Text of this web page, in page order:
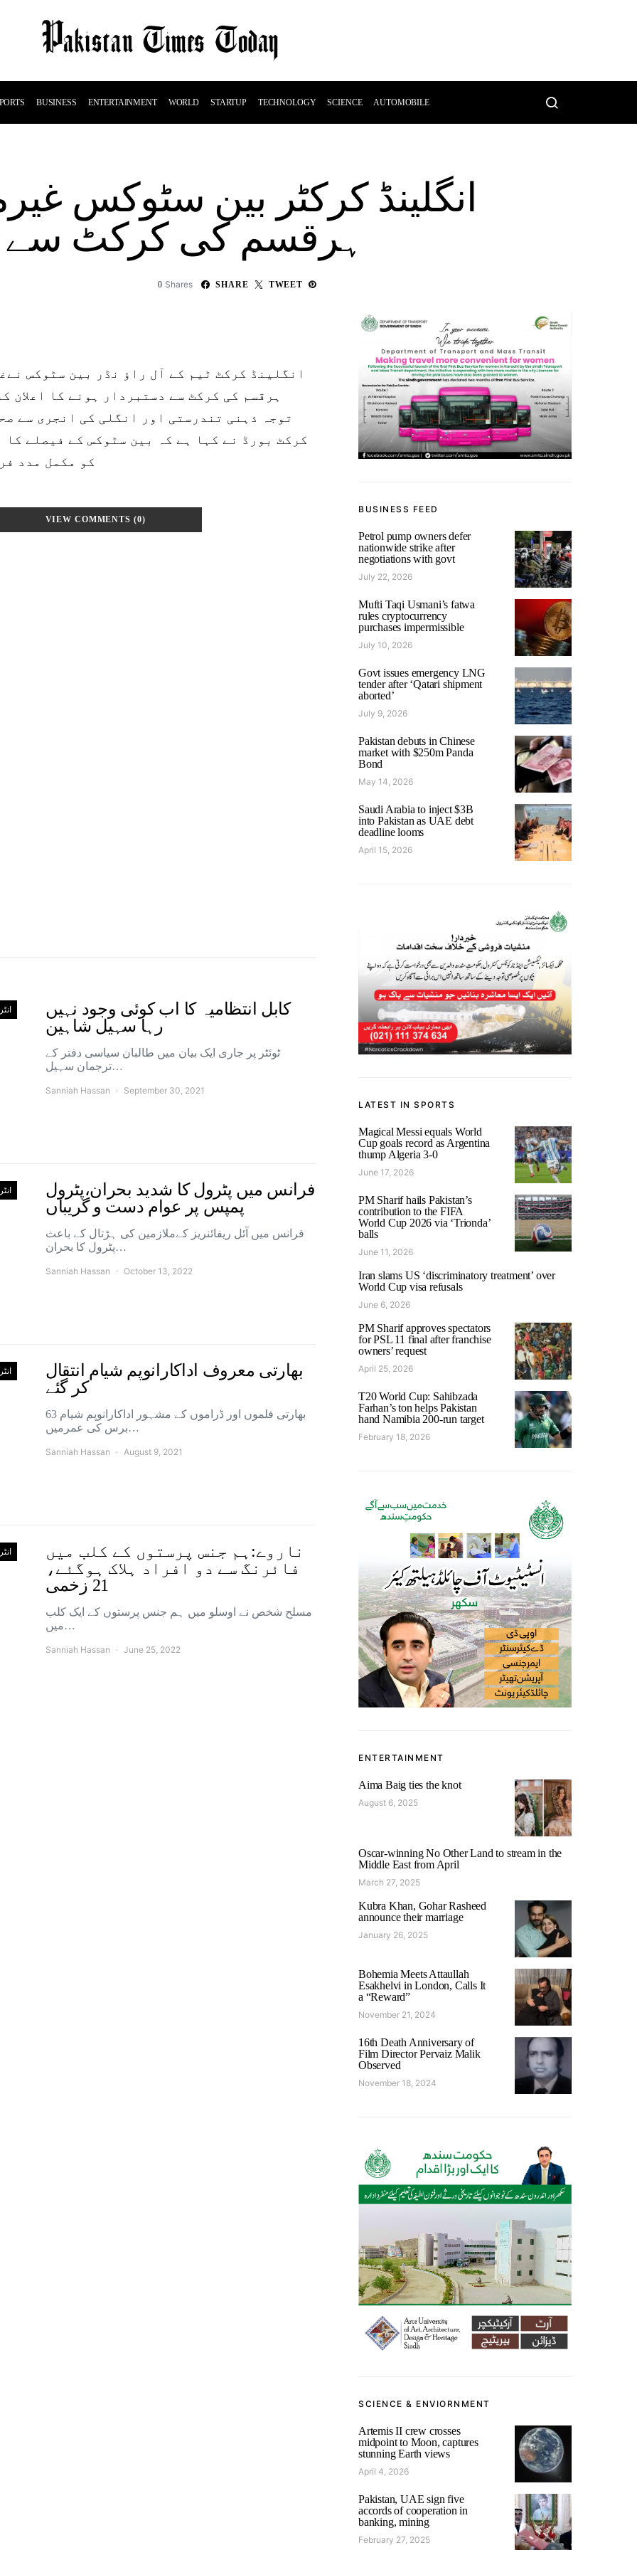
BUSINESS ENTERTAINMENT WORLD STARTUP TECHNOLOGY SCIENCE AUTOMOBILE
انگلینڈ کرکٹر بین سٹوکس
ہرقسم کی کرکٹ سے
0 Shares SHARE TWEET
انگلینڈ کرکٹ ٹیم کے آل راؤ نڈر بین سٹوکس
ہرقسم کی کرکٹ سے دستبردار ہونے کا اعلان
توجہ ذہنی تندرستی اور انگلی کی انجری سے
کرکٹ بورڈ نے کہا ہے کہ بین سٹوکس کے فیصلے کا
کو مکمل مدد
VIEW COMMENTS (0)
کابل انتظامیہ کا اب کوئی وجود نہیں
رہا سہیل شاہین
ٹوئٹر پر جاری ایک بیان میں طالبان سیاسی دفتر کے
ترجمان سہیل…
Sanniah Hassan September 30, 2021
فرانس میں پٹرول کا شدید بحران،پٹرول
پمپس پر عوام دست و گریباں
فرانس میں آئل ریفائنریز کےملازمین کی ہڑتال کے باعث
پٹرول کا بحران…
Sanniah Hassan October 13, 2022
بھارتی معروف اداکارانوپم شیام انتقال
کر گئے
بھارتی فلموں اور ڈراموں کے مشہور اداکارانوپم شیام 63
برس کی عمرمیں…
Sanniah Hassan August 9, 2021
ناروے:ہم جنس پرستوں کے کلب میں
فائرنگ سے دو افراد ہلاک ہوگئے،
21 زخمی
مسلح شخص نے اوسلو میں ہم جنس پرستوں کے ایک کلب
میں…
Sanniah Hassan June 25, 2022
BUSINESS FEED
Petrol pump owners defer
nationwide strike after
negotiations with govt
July 22, 2026
Mufti Taqi Usmani’s fatwa
rules cryptocurrency
purchases impermissible
July 10, 2026
Govt issues emergency LNG
tender after ‘Qatari shipment
aborted’
July 9, 2026
Pakistan debuts in Chinese
market with $250m Panda
Bond
May 14, 2026
Saudi Arabia to inject $3B
into Pakistan as UAE debt
deadline looms
April 15, 2026
LATEST IN SPORTS
Magical Messi equals World
Cup goals record as Argentina
thump Algeria 3-0
June 17, 2026
PM Sharif hails Pakistan’s
contribution to the FIFA
World Cup 2026 via ‘Trionda’
balls
June 11, 2026
Iran slams US ‘discriminatory treatment’ over
World Cup visa refusals
June 6, 2026
PM Sharif approves spectators
for PSL 11 final after franchise
owners’ request
April 25, 2026
T20 World Cup: Sahibzada
Farhan’s ton helps Pakistan
hand Namibia 200-run target
February 18, 2026
ENTERTAINMENT
Aima Baig ties the knot
August 6, 2025
Oscar-winning No Other Land to stream in the
Middle East from April
March 27, 2025
Kubra Khan, Gohar Rasheed
announce their marriage
January 26, 2025
Bohemia Meets Attaullah
Esakhelvi in London, Calls It
a “Reward”
November 21, 2024
16th Death Anniversary of
Film Director Pervaiz Malik
Observed
November 18, 2024
SCIENCE & ENVIORNMENT
Artemis II crew crosses
midpoint to Moon, captures
stunning Earth views
April 4, 2026
Pakistan, UAE sign five
accords of cooperation in
banking, mining
February 27, 2025